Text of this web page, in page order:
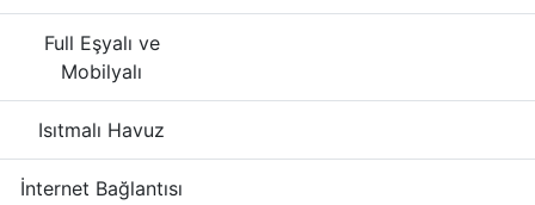
Full Eşyalı ve
Mobilyalı
Isıtmalı Havuz
İnternet Bağlantısı